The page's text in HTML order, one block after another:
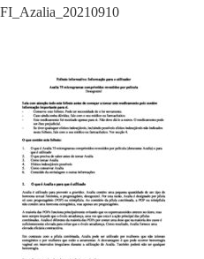
FI_Azalia_20210910